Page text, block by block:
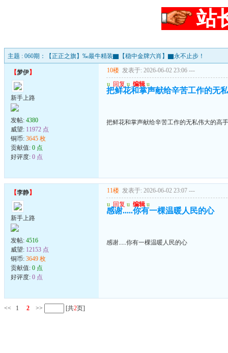
站
主题 : 060期：【正正之旗】‰最牛精装▇【稳中金牌六肖】▇永不止步！
【梦伊】
新手上路
发帖: 4380
威望: 11972 点
铜币: 3645 枚
贡献值: 0 点
好评度: 0 点
10楼 发表于: 2026-06-02 23:06 ---
u 回复 u 编辑 u
把鲜花和掌声献给辛苦工作的无
把鲜花和掌声献给辛苦工作的无私伟大的高
【李静】
新手上路
发帖: 4516
威望: 12153 点
铜币: 3649 枚
贡献值: 0 点
好评度: 0 点
11楼 发表于: 2026-06-02 23:07 ---
u 回复 u 编辑 u
感谢.....你有一棵温暖人民的心
感谢.....你有一棵温暖人民的心
<< 1 2 >> [共2页]